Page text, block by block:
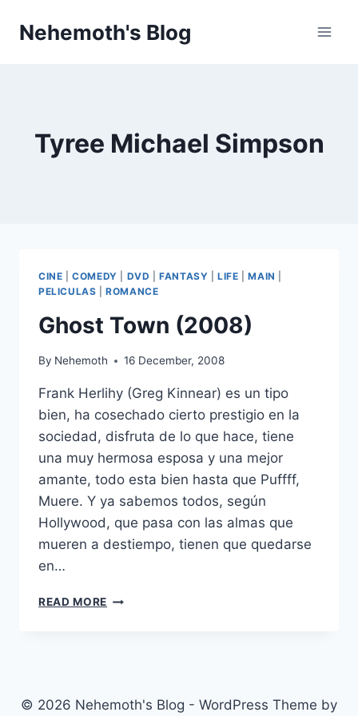
Nehemoth's Blog
Tyree Michael Simpson
CINE |COMEDY DVD |FANTASY |LIFE |MAIN
PELICULAS |ROMANCE
Ghost Town (2008)
By Nehemoth 16 December, 2008
Frank Herlihy (Greg Kinnear) es un tipo
bien, ha cosechado cierto prestigio en la
sociedad, disfruta de lo que hace, tiene
una muy hermosa esposa y una mejor
amante, todo esta bien hasta que Puffff,
Muere. Y ya sabemos todos, según
Hollywood, que pasa con las almas que
mueren a destiempo, tienen que quedarse
en…
READ MORE GHOST
© 2026 Nehemoth's Blog - WordPress Theme by